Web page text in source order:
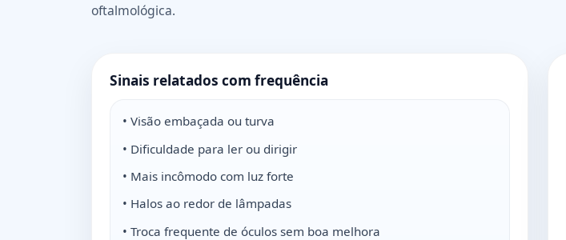
oftalmológica.
Sinais relatados com frequência
• Visão embaçada ou turva
• Dificuldade para ler ou dirigir
• Mais incômodo com luz forte
• Halos ao redor de lâmpadas
• Troca frequente de óculos sem boa melhora